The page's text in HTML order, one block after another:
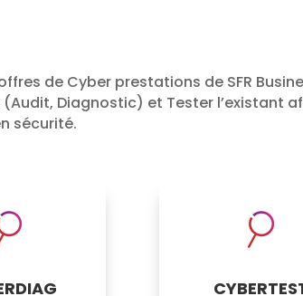
de Cyber prestations de SFR
(Audit, Diagnostic) et Tester l’existant
sécurité.